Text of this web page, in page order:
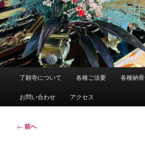
了願寺について 各種ご法要 各種納骨
お問い合わせ アクセス
投
← 前へ